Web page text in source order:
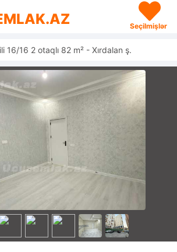
Seçilmişlər
16/16 2 otaqlı 82 m² - Xırdalan ş.